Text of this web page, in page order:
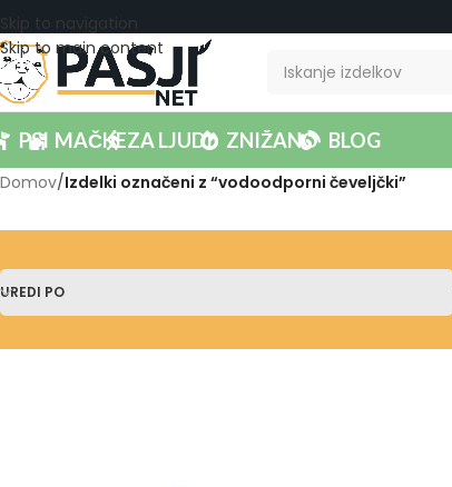
Skip to navigation
Skip to main content
PSI MAČKEZA LJUDI ZNIŽANO BLOG
Domov/Izdelki označeni z “vodoodporni čeveljčki”
UREDI PO